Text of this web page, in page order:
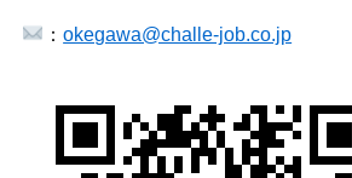
：okegawa@challe-job.co.jp